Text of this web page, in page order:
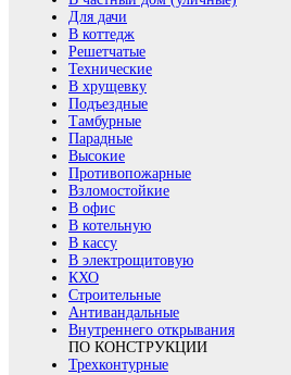
Для дачи
В коттедж
Решетчатые
Технические
В хрущевку
Подъездные
Тамбурные
Парадные
Высокие
Противопожарные
Взломостойкие
В офис
В котельную
В кассу
В электрощитовую
КХО
Строительные
Антивандальные
Внутреннего открывания
ПО КОНСТРУКЦИИ
Трехконтурные